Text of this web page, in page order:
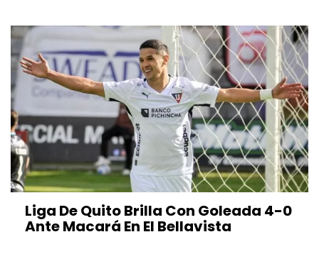
Liga De Quito Brilla Con Goleada 4-0
Ante Macará En El Bellavista